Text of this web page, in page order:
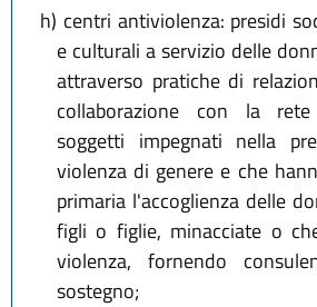
h) centri antiviolenza: presidi
e culturali a servizio delle
attraverso pratiche di
collaborazione con la
soggetti impegnati nella
violenza di genere e che
primaria l'accoglienza delle
figli o figlie, minacciate o
violenza, fornendo
sostegno;